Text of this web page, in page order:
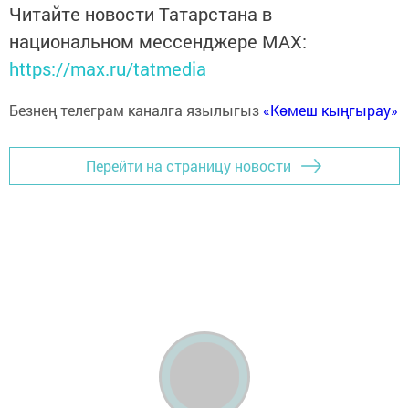
Читайте новости Татарстана в
национальном мессенджере MАХ:
https://max.ru/tatmedia
Безнең телеграм каналга язылыгыз «Көмеш кыңгырау»
Перейти на страницу новости